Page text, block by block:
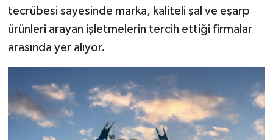
tecrübesi sayesinde marka, kaliteli şal ve eşarp
ürünleri arayan işletmelerin tercih ettiği firmalar
arasında yer alıyor.